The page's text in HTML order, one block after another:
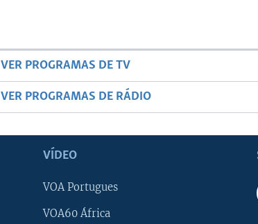
VER PROGRAMAS DE TV
VER PROGRAMAS DE RÁDIO
VÍDEO
VOA Portugues
VOA60 África